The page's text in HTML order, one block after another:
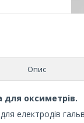
Опис
оксиметрів.
електродів